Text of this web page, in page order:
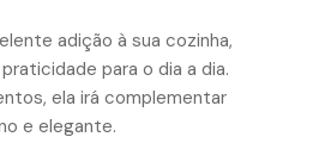
adição à sua cozinha,
para o dia a dia.
ela irá complementar
e elegante.